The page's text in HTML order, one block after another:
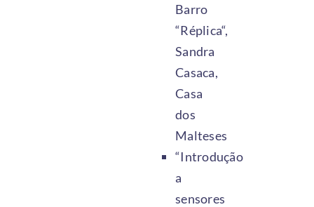
Barro
“Réplica“,
Sandra
Casaca,
Casa
dos
Malteses
“Introdução
a
sensores